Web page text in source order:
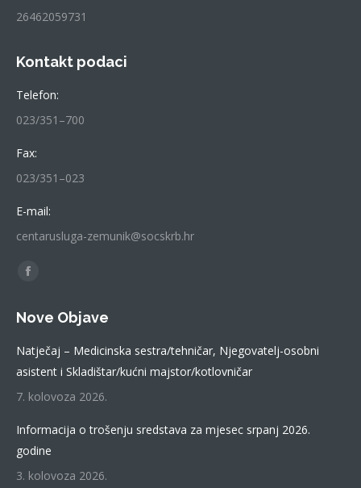
26462059731
Kontakt podaci
Telefon:
023/351–700
Fax:
023/351–023
E-mail:
centarusluga-zemunik@socskrb.hr
Find us on:
Facebook
opens
Nove Objave
Natječaj – Medicinska sestra/tehničar, Njegovatelj-osobni
asistent i Skladištar/kućni majstor/kotlovničar
7. kolovoza 2026.
Informacija o trošenju sredstava za mjesec srpanj 2026.
godine
3. kolovoza 2026.